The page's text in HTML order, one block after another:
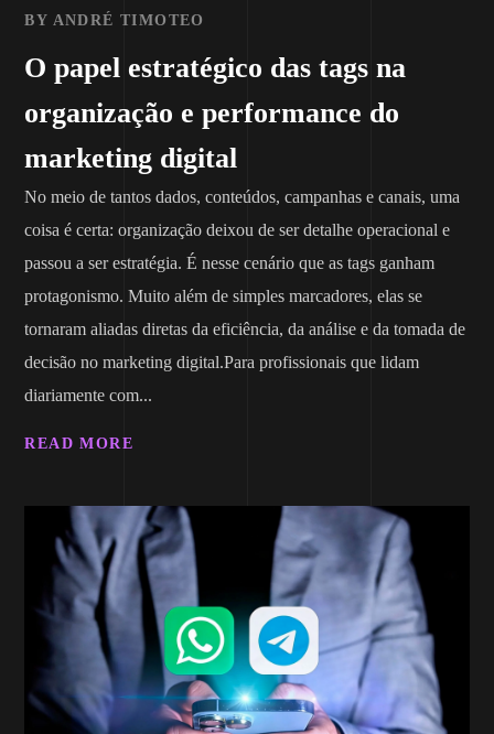
BY ANDRÉ TIMOTEO
O papel estratégico das tags na
organização e performance do
marketing digital
No meio de tantos dados, conteúdos, campanhas e canais, uma
coisa é certa: organização deixou de ser detalhe operacional e
passou a ser estratégia. É nesse cenário que as tags ganham
protagonismo. Muito além de simples marcadores, elas se
tornaram aliadas diretas da eficiência, da análise e da tomada de
decisão no marketing digital.Para profissionais que lidam
diariamente com...
READ MORE